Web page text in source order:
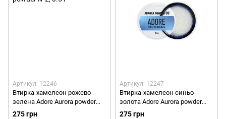
Артикул: 12246
Втирка-хамелеон рожево-
зелена Adore Aurora powder
№2, 0.5 г
275 грн
Артикул: 12247
Втирка-хамелеон синьо-
золота Adore Aurora powder
№3, 0.5 г
275 грн